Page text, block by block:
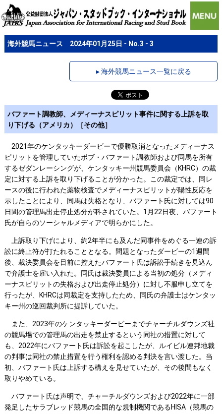
海外競馬ニュース 2024年01月25日 - No.3 - 3
▸ 海外競馬ニュース一覧に戻る
バファート調教師、メディーナスピリット事件に関する上訴を取
り下げる（アメリカ）［その他］
2021年のケンタッキーダービーで優勝取消となったメディーナス
ピリットを管理していたボブ・バファート調教師および同馬を所有
するゼダンレーシングが、ケンタッキー州競馬委員会（KHRC）の裁
定に対する上訴を取り下げることが分かった。この裁定では、同レ
ースの後に行われた薬物検査でメディーナスピリットが陽性反応を
示したことにより、同馬は失格となり、バファート氏に対しては90
日間の管理馬出走停止処分が科されていた。1月22日夜、バファート
氏が自らのソーシャルメディアで明らかにした。
上訴取り下げにより、約2年半にも及んだ同事件をめぐる一連の訴
訟に終止符が打たれることとなる。問題となったダービーの1週間
後、裁決委員会を目前に控えたバファート氏は訴訟手続きを見込ん
で弁護士を雇い入れた。同氏は裁決委員による当初の処分（メディ
ーナスピリットの失格および出走停止処分）に対し不服申し立てを
行ったが、KHRCは同裁定を支持したため、同氏の弁護士はケンタッ
キー州の巡回裁判所に提訴していた。
また、2023年のケンタッキーダービーまでチャーチルダウンズ社
の競馬場での管理馬の出走を禁止するという同社の措置に対して
も、2022年にバファート氏は訴訟を起こしたが、ルイビル連邦地裁
の判事は同社の禁止措置を行う権利を認める判決を言い渡した。当
初、バファート氏は上訴する構えを見せていたが、その後間もなく
取りやめている。
バファート氏は声明で、チャーチルダウンズおよび2022年に一部
発足したサラブレッド競馬の全国的な規制機関であるHISA（競馬の